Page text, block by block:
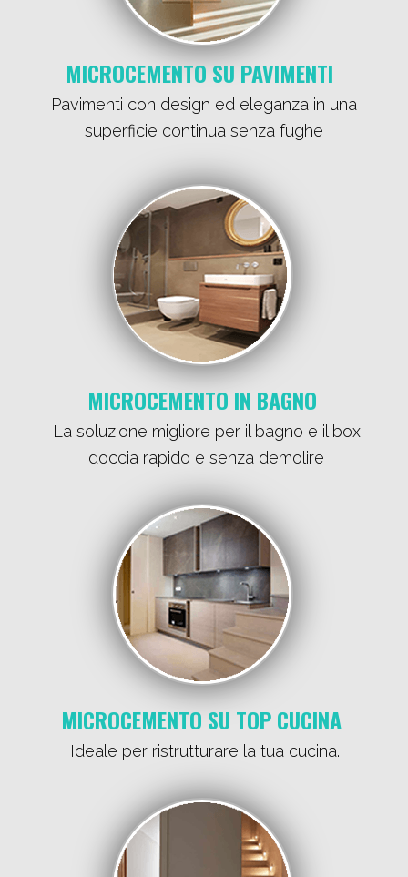
MICROCEMENTO SU PAVIMENTI
Pavimenti con design ed eleganza in una
superficie continua senza fughe
MICROCEMENTO IN BAGNO
La soluzione migliore per il bagno e il box
doccia rapido e senza demolire
MICROCEMENTO SU TOP CUCINA
Ideale per ristrutturare la tua cucina.